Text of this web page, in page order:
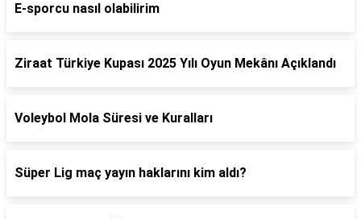
E-sporcu nasıl olabilirim
Ziraat Türkiye Kupası 2025 Yılı Oyun Mekânı Açıklandı
Voleybol Mola Süresi ve Kuralları
Süper Lig maç yayın haklarını kim aldı?